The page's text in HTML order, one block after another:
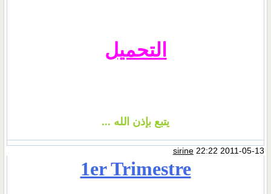
التحميل
يتبع بإذن الله ...
sirine22:22 2011-05-13
1er Trimestre